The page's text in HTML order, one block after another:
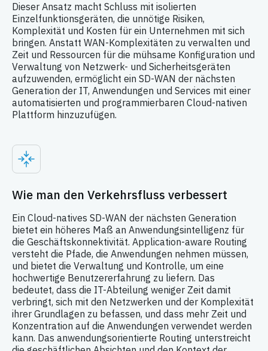
Dieser Ansatz macht Schluss mit isolierten
Einzelfunktionsgeräten, die unnötige Risiken,
Komplexität und Kosten für ein Unternehmen mit sich
bringen. Anstatt WAN-Komplexitäten zu verwalten und
Zeit und Ressourcen für die mühsame Konfiguration und
Verwaltung von Netzwerk- und Sicherheitsgeräten
aufzuwenden, ermöglicht ein SD-WAN der nächsten
Generation der IT, Anwendungen und Services mit einer
automatisierten und programmierbaren Cloud-nativen
Plattform hinzuzufügen.
Wie man den Verkehrsfluss verbessert
Ein Cloud-natives SD-WAN der nächsten Generation
bietet ein höheres Maß an Anwendungsintelligenz für
die Geschäftskonnektivität. Application-aware Routing
versteht die Pfade, die Anwendungen nehmen müssen,
und bietet die Verwaltung und Kontrolle, um eine
hochwertige Benutzererfahrung zu liefern. Das
bedeutet, dass die IT-Abteilung weniger Zeit damit
verbringt, sich mit den Netzwerken und der Komplexität
ihrer Grundlagen zu befassen, und dass mehr Zeit und
Konzentration auf die Anwendungen verwendet werden
kann. Das anwendungsorientierte Routing unterstreicht